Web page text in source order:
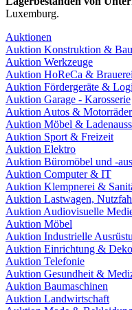
Luxemburg.
Auktionen
Auktion Konstruktion &
Auktion Werkzeuge
Auktion HoReCa & Brauerei
Auktion Fördergeräte &
Auktion Garage - Karosserie
Auktion Autos & Motorräder
Auktion Möbel &
Auktion Sport & Freizeit
Auktion Elektro
Auktion Büromöbel und -
Auktion Computer & IT
Auktion Klempnerei &
Auktion Lastwagen,
Auktion Audiovisuelle
Auktion Möbel
Auktion Industrielle
Auktion Einrichtung &
Auktion Telefonie
Auktion Gesundheit &
Auktion Baumaschinen
Auktion Landwirtschaft